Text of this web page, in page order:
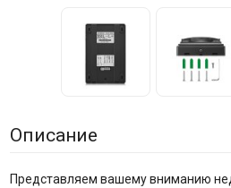
Описание
Представляем вашему вниманию